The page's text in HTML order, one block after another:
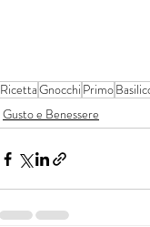
RicettaGnocchi Primo
Gusto e Benessere